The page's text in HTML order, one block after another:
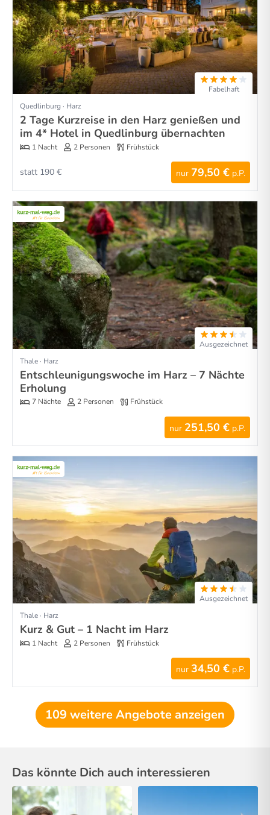
Fabelhaft
Quedlinburg · Harz
2 Tage Kurzreise in den Harz genießen und
im 4* Hotel in Quedlinburg übernachten
1 Nacht 2 Personen Frühstück
nur 79,50 € p.P.
statt 190 €
Ausgezeichnet
Thale · Harz
Entschleunigungswoche im Harz – 7 Nächte
Erholung
7 Nächte 2 Personen Frühstück
nur 251,50 € p.P.
Ausgezeichnet
Thale · Harz
Kurz & Gut – 1 Nacht im Harz
1 Nacht 2 Personen Frühstück
nur 34,50 € p.P.
109 weitere Angebote anzeigen
Das könnte Dich auch interessieren